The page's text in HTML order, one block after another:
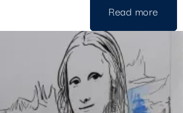
Read more
Read more